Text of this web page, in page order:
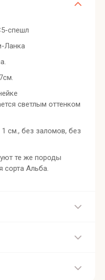
спешл
Ланка
светлым оттенком
см., без заломов, без
те же породы
сорта Альба.